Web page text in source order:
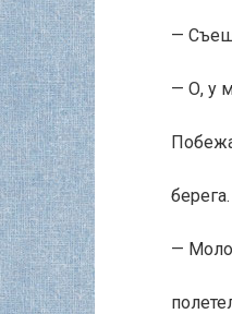
—
— О, у
берега.
—